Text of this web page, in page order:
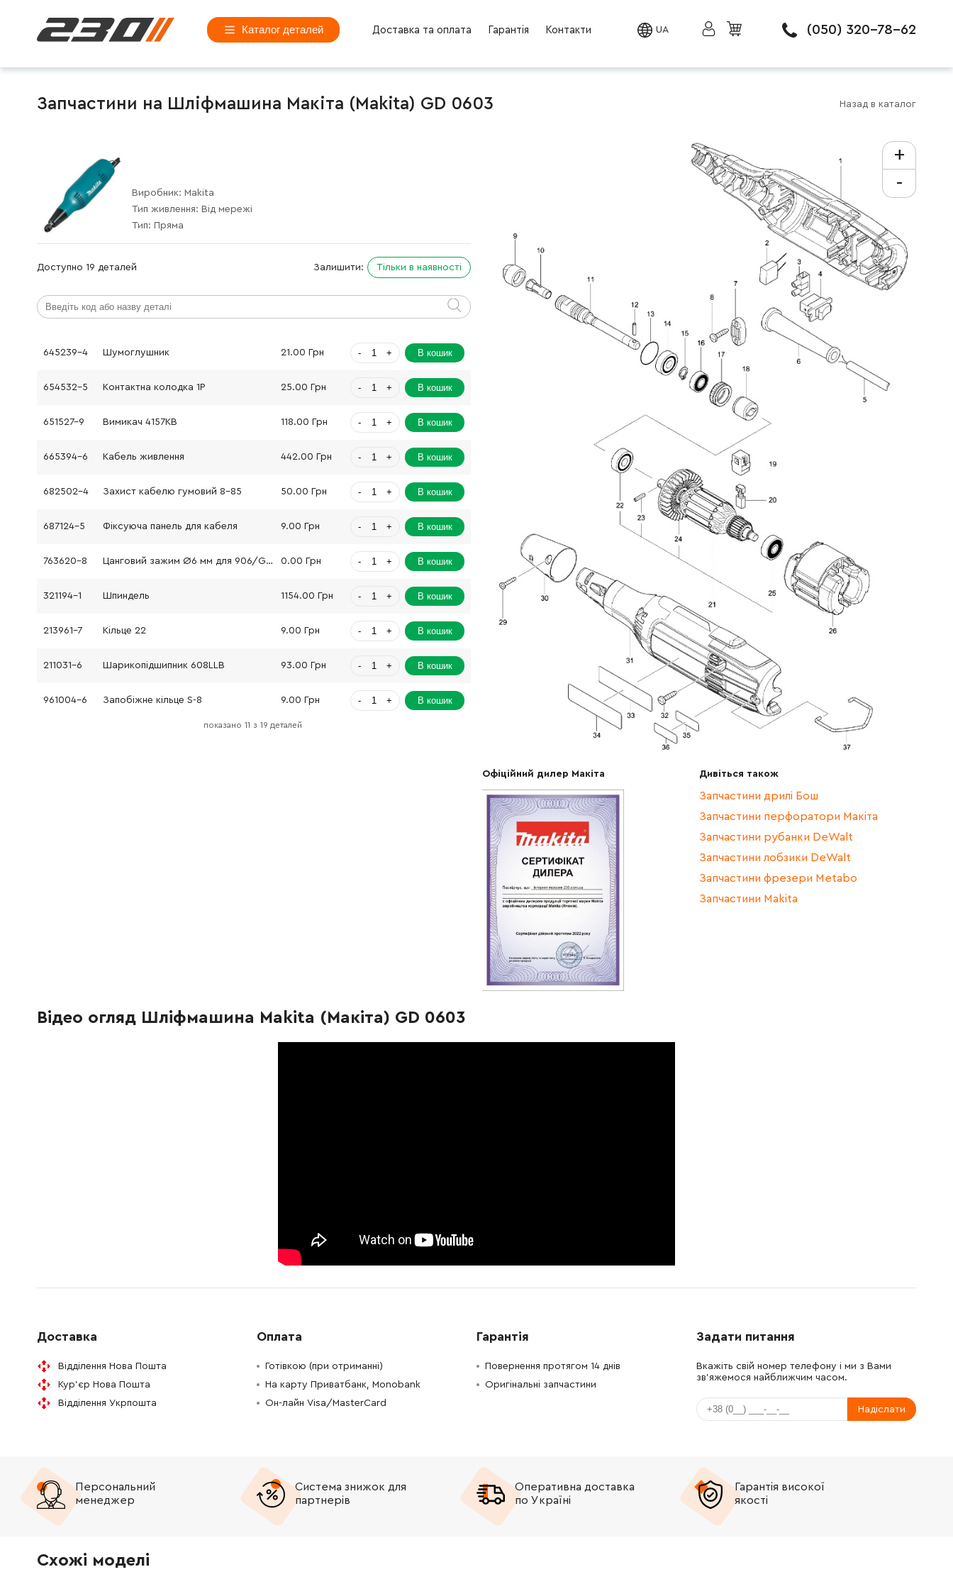
Каталог деталей Доставка та оплата Гарантія Контакти UA (050) 320-78-62
Запчастини на Шліфмашина Макіта (Makita) GD 0603 Назад в каталог
Виробник: Makita
Тип живлення: Від мережі
Тип: Пряма
Доступно 19 деталей Залишити: Тільки в наявності
645239-4 Шумоглушник 21.00 Грн - + В кошик
654532-5 Контактна колодка 1P 25.00 Грн - + В кошик
651527-9 Вимикач 4157KB 118.00 Грн - + В кошик
665394-6 Кабель живлення 442.00 Грн - + В кошик
682502-4 Захист кабелю гумовий 8-85 50.00 Грн - + В кошик
687124-5 Фіксуюча панель для кабеля 9.00 Грн - + В кошик
763620-8 Цанговий зажим Ø6 мм для 906/GD601 0.00 Грн - + В кошик
321194-1 Шпиндель 1154.00 Грн - + В кошик
213961-7 Кільце 22 9.00 Грн - + В кошик
211031-6 Шарикопідшипник 608LLB 93.00 Грн - + В кошик
961004-6 Запобіжне кільце S-8 9.00 Грн - + В кошик
показано 11 з 19 деталей
+
-
Офіційний дилер Макіта Дивіться також
Запчастини дрилі Бош
Запчастини перфоратори Макіта
Запчастини рубанки DeWalt
Запчастини лобзики DeWalt
Запчастини фрезери Metabo
Запчастини Makita
Відео огляд Шліфмашина Makita (Макіта) GD 0603
Доставка
Відділення Нова Пошта
Кур'єр Нова Пошта
Відділення Укрпошта
Оплата
Готівкою (при отриманні)
На карту Приватбанк, Monobank
Он-лайн Visa/MasterCard
Гарантія
Повернення протягом 14 днів
Оригінальні запчастини
Задати питання
Вкажіть свій номер телефону і ми з Вами
зв'яжемося найближчим часом.
Надіслати
Персональний
менеджер
Система знижок для
партнерів
Оперативна доставка
по Україні
Гарантія високої
якості
Схожі моделі